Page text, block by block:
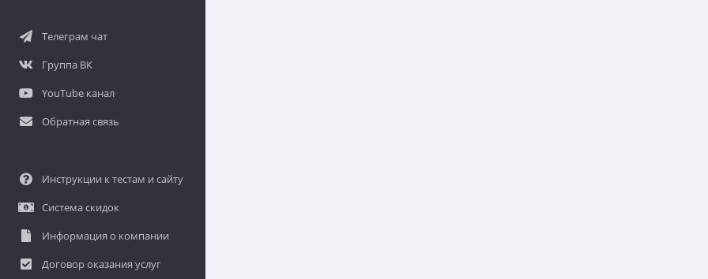
Телеграм чат
Группа ВК
YouTube канал
Обратная связь
Инструкции к тестам и сайту
Система скидок
Информация о компании
Договор оказания услуг